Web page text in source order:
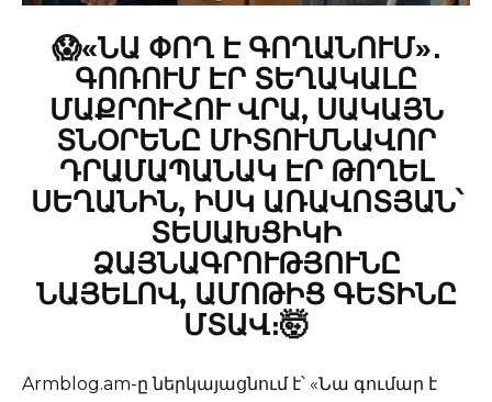
😱«ՆԱ ՓՈՂ Է ԳՈՂԱՆՈՒՄ»․
ԳՈՌՈՒՄ ԷՐ ՏԵՂԱԿԱԼԸ
ՄԱՔՐՈՒՀՈՒ ՎՐԱ, ՍԱԿԱՅՆ
ՏՆՕՐԵՆԸ ՄԻՏՈՒՄՆԱՎՈՐ
ԴՐԱՄԱՊԱՆԱԿ ԷՐ ԹՈՂԵԼ
ՍԵՂԱՆԻՆ, ԻՍԿ ԱՌԱՎՈՏՅԱՆ՝
ՏԵՍԱԽՑԻԿԻ
ՁԱՅՆԱԳՐՈՒԹՅՈՒՆԸ
ՆԱՅԵԼՈՎ, ԱՄՈԹԻՑ ԳԵՏԻՆԸ
ՄՏԱՎ։🤯
Armblog.am-ը ներկայացնում է՝ «Նա գումար է